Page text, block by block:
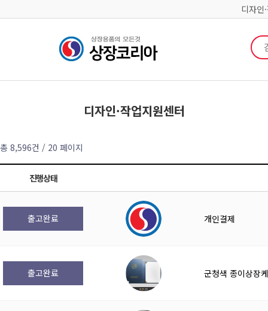
디자인
검색
디자인·작업지원센터
총 8,596건 / 20 페이지
진행상태
출고완료 개인결제
출고완료 군청색 종이상장